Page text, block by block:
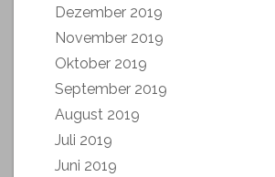
Dezember 2019
November 2019
Oktober 2019
September 2019
August 2019
Juli 2019
Juni 2019